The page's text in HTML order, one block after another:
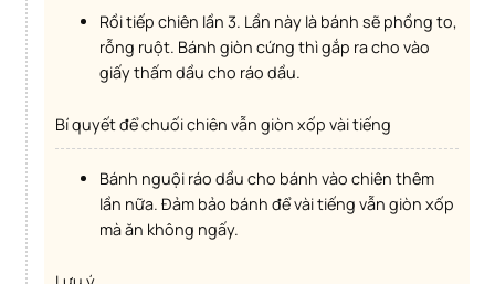
Rồi tiếp chiên lần 3. Lần này là bánh sẽ phồng to,
rỗng ruột. Bánh giòn cứng thì gắp ra cho vào
giấy thấm dầu cho ráo dầu.
Bí quyết để chuối chiên vẫn giòn xốp vài tiếng
Bánh nguội ráo dầu cho bánh vào chiên thêm
lần nữa. Đảm bảo bánh để vài tiếng vẫn giòn xốp
mà ăn không ngấy.